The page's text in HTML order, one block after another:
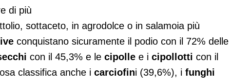
di più
sottaceto, in agrodolce o in salamoia più
conquistano sicuramente il podio con il 72% delle
con il 45,3% e le cipolle e i cipollotti con il
classifica anche i carciofini (39,6%), i funghi